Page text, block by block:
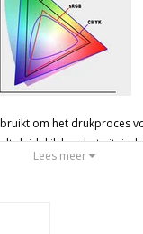
om het drukproces
duidelijk hoe het
door het complete
Lees meer